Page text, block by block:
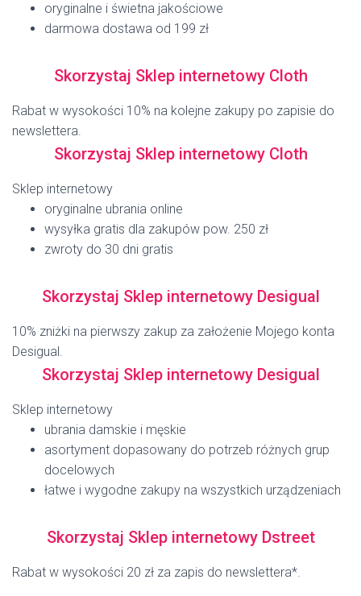
oryginalne i świetna jakościowe
darmowa dostawa od 199 zł
Skorzystaj Sklep internetowy Cloth
Rabat w wysokości 10% na kolejne zakupy po zapisie do
newslettera.
Skorzystaj Sklep internetowy Cloth
Sklep internetowy
oryginalne ubrania online
wysyłka gratis dla zakupów pow. 250 zł
zwroty do 30 dni gratis
Skorzystaj Sklep internetowy Desigual
10% zniżki na pierwszy zakup za założenie Mojego konta
Desigual.
Skorzystaj Sklep internetowy Desigual
Sklep internetowy
ubrania damskie i męskie
asortyment dopasowany do potrzeb różnych grup
docelowych
łatwe i wygodne zakupy na wszystkich urządzeniach
Skorzystaj Sklep internetowy Dstreet
Rabat w wysokości 20 zł za zapis do newslettera*.